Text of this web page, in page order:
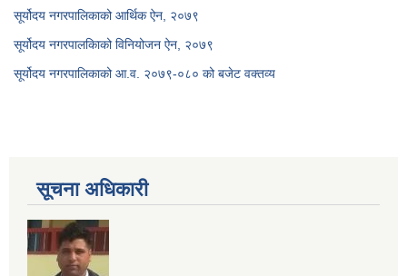
सूर्योदय नगरपालिकाको आर्थिक ऐन, २०७९
सूर्योदय नगरपालकिाको विनियोजन ऐन, २०७९
सूर्योदय नगरपालिकाको आ.व. २०७९-०८० को बजेट वक्तव्य
सूचना अधिकारी